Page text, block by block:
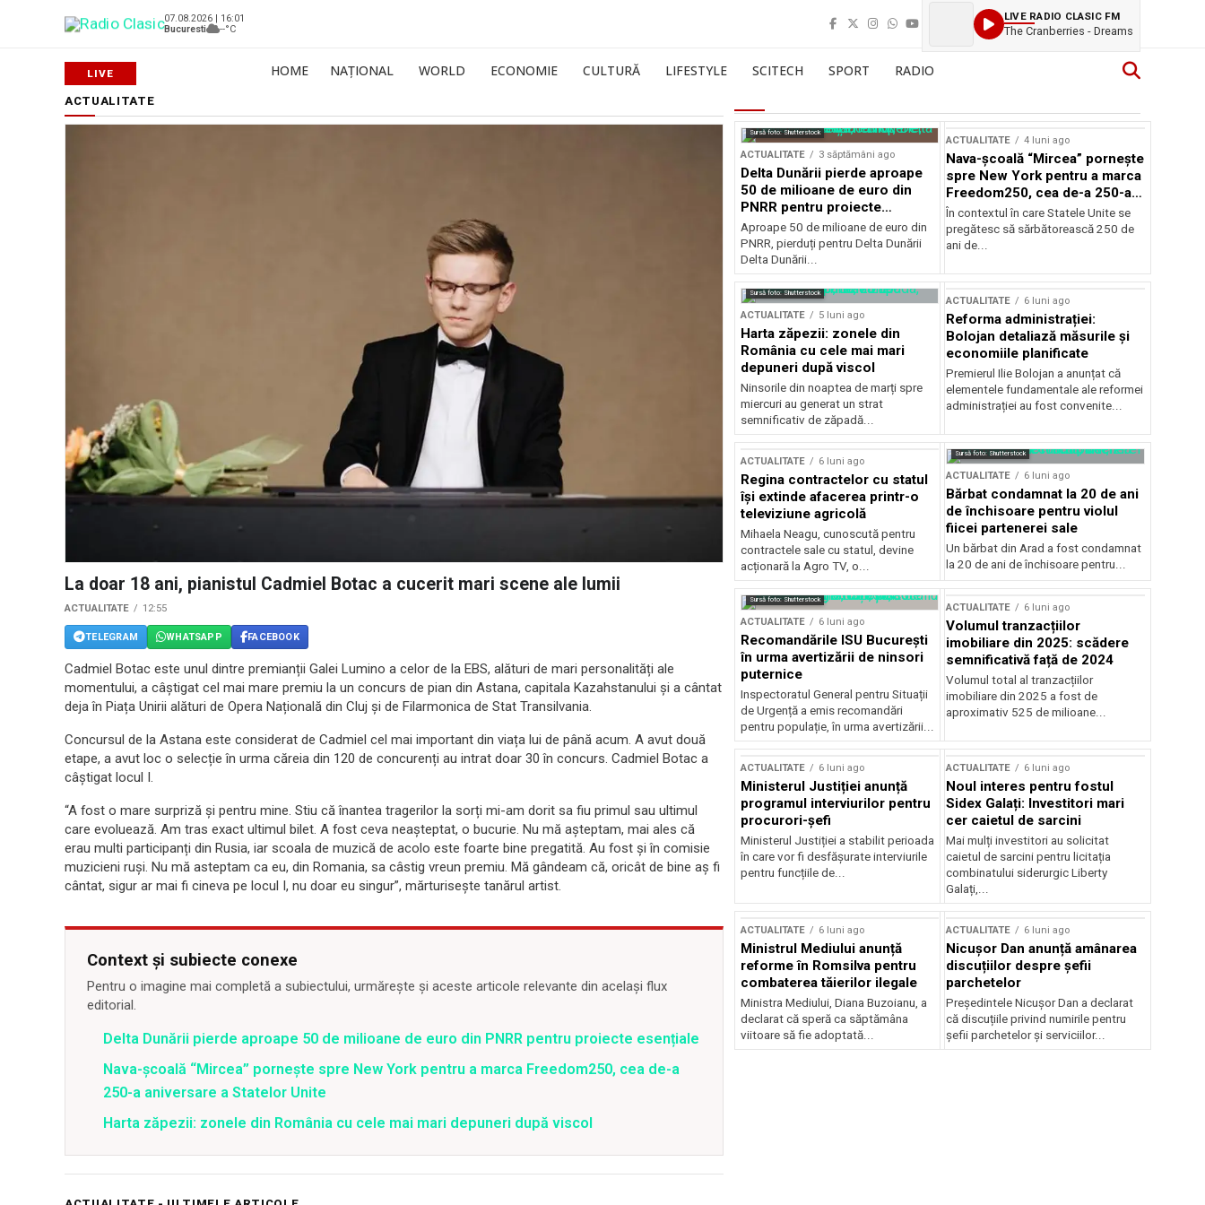
07.08.2026 | 16:01
Bucuresti
--°C
LIVE RADIO CLASIC FM
The Cranberries - Dreams
HOME NAȚIONAL WORLD ECONOMIE CULTURĂ LIFESTYLE SCITECH SPORT RADIO
ACTUALITATE
La doar 18 ani, pianistul Cadmiel Botac a cucerit mari scene ale lumii
ACTUALITATE 12:55
TELEGRAM WHATSAPP FACEBOOK
Cadmiel Botac este unul dintre premianții Galei Lumino a celor de la EBS, alături de mari personalități ale
momentului, a câștigat cel mai mare premiu la un concurs de pian din Astana, capitala Kazahstanului și a cântat
deja în Piața Unirii alături de Opera Națională din Cluj și de Filarmonica de Stat Transilvania.
Concursul de la Astana este considerat de Cadmiel cel mai important din viața lui de până acum. A avut două
etape, a avut loc o selecție în urma căreia din 120 de concurenți au intrat doar 30 în concurs. Cadmiel Botac a
câștigat locul I.
“A fost o mare surpriză și pentru mine. Stiu că înantea tragerilor la sorți mi-am dorit sa fiu primul sau ultimul
care evoluează. Am tras exact ultimul bilet. A fost ceva neașteptat, o bucurie. Nu mă așteptam, mai ales că
erau multi participanți din Rusia, iar scoala de muzică de acolo este foarte bine pregatită. Au fost și în comisie
muzicieni ruși. Nu mă asteptam ca eu, din Romania, sa câstig vreun premiu. Mă gândeam că, oricât de bine aș fi
cântat, sigur ar mai fi cineva pe locul I, nu doar eu singur”, mărturisește tanărul artist.
Context și subiecte conexe
Pentru o imagine mai completă a subiectului, urmărește și aceste articole relevante din același flux
editorial.
Delta Dunării pierde aproape 50 de milioane de euro din PNRR pentru proiecte esențiale
Nava-școală “Mircea” pornește spre New York pentru a marca Freedom250, cea de-a
250-a aniversare a Statelor Unite
Harta zăpezii: zonele din România cu cele mai mari depuneri după viscol
Sursă foto: Shutterstock
ACTUALITATE 3 săptămâni ago
Delta Dunării pierde aproape
50 de milioane de euro din
PNRR pentru proiecte
esențiale
Aproape 50 de milioane de euro din
PNRR, pierduți pentru Delta Dunării
Delta Dunării...
ACTUALITATE 4 luni ago
Nava-școală “Mircea” pornește
spre New York pentru a marca
Freedom250, cea de-a 250-a
aniversare a Statelor Unite
În contextul în care Statele Unite se
pregătesc să sărbătorească 250 de
ani de...
Sursă foto: Shutterstock
ACTUALITATE 5 luni ago
Harta zăpezii: zonele din
România cu cele mai mari
depuneri după viscol
Ninsorile din noaptea de marți spre
miercuri au generat un strat
semnificativ de zăpadă...
ACTUALITATE 6 luni ago
Reforma administrației:
Bolojan detaliază măsurile și
economiile planificate
Premierul Ilie Bolojan a anunțat că
elementele fundamentale ale reformei
administrației au fost convenite...
ACTUALITATE 6 luni ago
Regina contractelor cu statul
își extinde afacerea printr-o
televiziune agricolă
Mihaela Neagu, cunoscută pentru
contractele sale cu statul, devine
acționară la Agro TV, o...
Sursă foto: Shutterstock
ACTUALITATE 6 luni ago
Bărbat condamnat la 20 de ani
de închisoare pentru violul
fiicei partenerei sale
Un bărbat din Arad a fost condamnat
la 20 de ani de închisoare pentru...
Sursă foto: Shutterstock
ACTUALITATE 6 luni ago
Recomandările ISU București
în urma avertizării de ninsori
puternice
Inspectoratul General pentru Situații
de Urgență a emis recomandări
pentru populație, în urma avertizării...
ACTUALITATE 6 luni ago
Volumul tranzacțiilor
imobiliare din 2025: scădere
semnificativă față de 2024
Volumul total al tranzacțiilor
imobiliare din 2025 a fost de
aproximativ 525 de milioane...
ACTUALITATE 6 luni ago
Ministerul Justiției anunță
programul interviurilor pentru
procurori-șefi
Ministerul Justiției a stabilit perioada
în care vor fi desfășurate interviurile
pentru funcțiile de...
ACTUALITATE 6 luni ago
Noul interes pentru fostul
Sidex Galați: Investitori mari
cer caietul de sarcini
Mai mulți investitori au solicitat
caietul de sarcini pentru licitația
combinatului siderurgic Liberty
Galați,...
ACTUALITATE 6 luni ago
Ministrul Mediului anunță
reforme în Romsilva pentru
combaterea tăierilor ilegale
Ministra Mediului, Diana Buzoianu, a
declarat că speră ca săptămâna
viitoare să fie adoptată...
ACTUALITATE 6 luni ago
Nicușor Dan anunță amânarea
discuțiilor despre șefii
parchetelor
Președintele Nicușor Dan a declarat
că discuțiile privind numirile pentru
șefii parchetelor și serviciilor...